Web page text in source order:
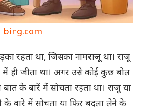
bing.com
रहता था, जिसका नामराजू था। राजू
ही जीता था। अगर उसे कोई कुछ बोल
के बारें में सोचता रहता था। राजू या
के बारे में सोचता या फिर बदला लेने के